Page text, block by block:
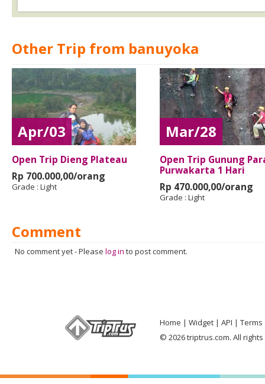
Other Trip from banuyoka
Apr/03
Open Trip Dieng Plateau
Rp 700.000,00/orang
Grade : Light
Mar/28
Open Trip Gunung
Purwakarta 1 Hari
Rp 470.000,00/orang
Grade : Light
Comment
No comment yet-Please log in to post comment.
Home Widget API
Terms
© 2026 triptrus.com. All